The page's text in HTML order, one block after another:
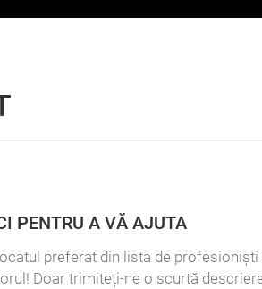
PENTRU A VĂ AJUTA
preferat din lista de
Doar trimiteți-ne o scurtă